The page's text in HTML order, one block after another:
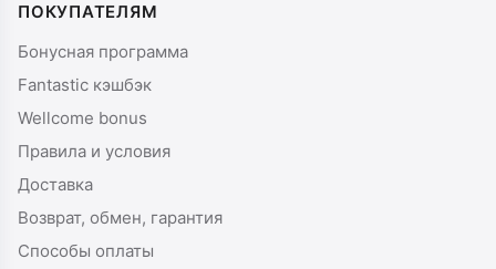
ПОКУПАТЕЛЯМ
Бонусная программа
Fantastic кэшбэк
Wellcome bonus
Правила и условия
Доставка
Возврат, обмен, гарантия
Способы оплаты